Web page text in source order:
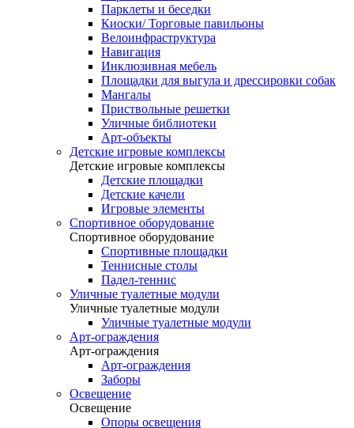
Парклеты и беседки
Киоски/ Торговые павильоны
Велоинфраструктура
Навигация
Инклюзивная мебель
Площадки для выгула и дрессировки собак
Мангалы
Приствольные решетки
Уличные библиотеки
Арт-объекты
Детские игровые комплексы
Детские игровые комплексы
Детские площадки
Детские качели
Игровые элементы
Спортивное оборудование
Спортивное оборудование
Спортивные площадки
Теннисные столы
Падел-теннис
Уличные туалетные модули
Уличные туалетные модули
Уличные туалетные модули
Арт-ограждения
Арт-ограждения
Арт-ограждения
Заборы
Освещение
Освещение
Опоры освещения